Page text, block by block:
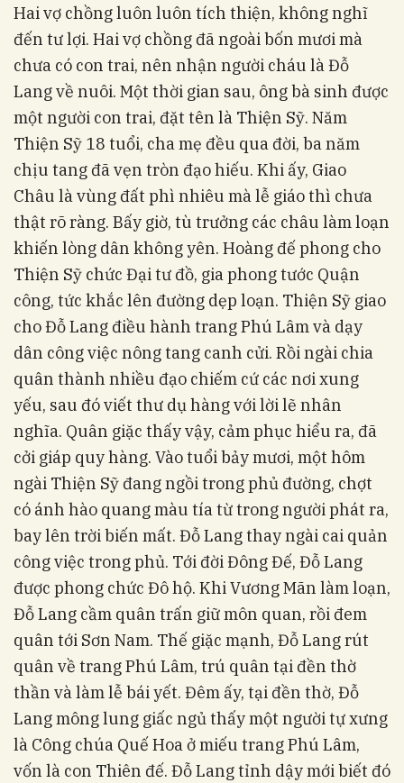
Hai vợ chồng luôn luôn tích thiện, không nghĩ
đến tư lợi. Hai vợ chồng đã ngoài bốn mươi mà
chưa có con trai, nên nhận người cháu là Đỗ
Lang về nuôi. Một thời gian sau, ông bà sinh được
một người con trai, đặt tên là Thiện Sỹ. Năm
Thiện Sỹ 18 tuổi, cha mẹ đều qua đời, ba năm
chịu tang đã vẹn tròn đạo hiếu. Khi ấy, Giao
Châu là vùng đất phì nhiêu mà lễ giáo thì chưa
thật rõ ràng. Bấy giờ, tù trưởng các châu làm loạn
khiến lòng dân không yên. Hoàng đế phong cho
Thiện Sỹ chức Đại tư đồ, gia phong tước Quận
công, tức khắc lên đường dẹp loạn. Thiện Sỹ giao
cho Đỗ Lang điều hành trang Phú Lâm và dạy
dân công việc nông tang canh cửi. Rồi ngài chia
quân thành nhiều đạo chiếm cứ các nơi xung
yếu, sau đó viết thư dụ hàng với lời lẽ nhân
nghĩa. Quân giặc thấy vậy, cảm phục hiểu ra, đã
cởi giáp quy hàng. Vào tuổi bảy mươi, một hôm
ngài Thiện Sỹ đang ngồi trong phủ đường, chợt
có ánh hào quang màu tía từ trong người phát ra,
bay lên trời biến mất. Đỗ Lang thay ngài cai quản
công việc trong phủ. Tới đời Đông Đế, Đỗ Lang
được phong chức Đô hộ. Khi Vương Mãn làm loạn,
Đỗ Lang cầm quân trấn giữ môn quan, rồi đem
quân tới Sơn Nam. Thế giặc mạnh, Đỗ Lang rút
quân về trang Phú Lâm, trú quân tại đền thờ
thần và làm lễ bái yết. Đêm ấy, tại đền thờ, Đỗ
Lang mông lung giấc ngủ thấy một người tự xưng
là Công chúa Quế Hoa ở miếu trang Phú Lâm,
vốn là con Thiên đế. Đỗ Lang tỉnh dậy mới biết đó